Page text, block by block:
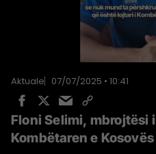
Aktuale 07/07/2025 • 10:41
Floni Selimi, mbrojtësi
Kombëtaren e Kosovës